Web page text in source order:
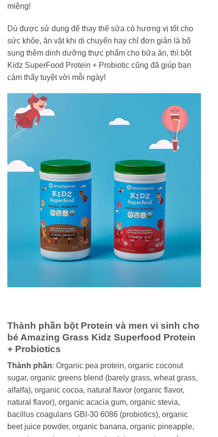
miệng!
Dù được sử dụng để thay thế sữa có hương vị tốt cho
sức khỏe, ăn vặt khi di chuyển hay chỉ đơn giản là bổ
sung thêm dinh dưỡng thực phẩm cho bữa ăn, thì bột
Kidz SuperFood Protein + Probiotic cũng đã giúp bạn
cảm thấy tuyệt vời mỗi ngày!
Thành phần bột Protein và men vi sinh cho
bé Amazing Grass Kidz Superfood Protein
+ Probiotics
Thành phần: Organic pea protein, organic coconut
sugar, organic greens blend (barely grass, wheat grass,
alfalfa), organic cocoa, natural flavor (organic flavor,
natural flavor), organic acacia gum, organic stevia,
bacillus coagulans GBI-30 6086 (probiotics), organic
beet juice powder, organic banana, organic pineapple,